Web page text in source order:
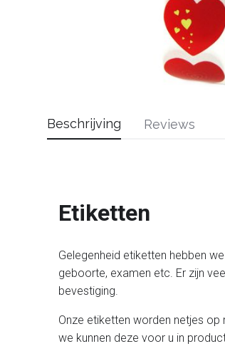
Beschrijving
Etiketten
Gelegenheid etiketten hebben
geboorte, examen etc. Er zijn
bevestiging.
Onze etiketten worden netjes
we kunnen deze voor u in
Reviews